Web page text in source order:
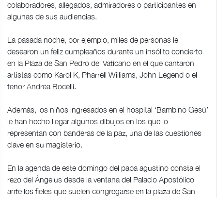
colaboradores, allegados, admiradores o participantes en
algunas de sus audiencias.
La pasada noche, por ejemplo, miles de personas le
desearon un feliz cumpleaños durante un insólito concierto
en la Plaza de San Pedro del Vaticano en el que cantaron
artistas como Karol K, Pharrell Williams, John Legend o el
tenor Andrea Bocelli.
Además, los niños ingresados en el hospital ‘Bambino Gesú’
le han hecho llegar algunos dibujos en los que lo
representan con banderas de la paz, una de las cuestiones
clave en su magisterio.
En la agenda de este domingo del papa agustino consta el
rezo del Ángelus desde la ventana del Palacio Apostólico
ante los fieles que suelen congregarse en la plaza de San